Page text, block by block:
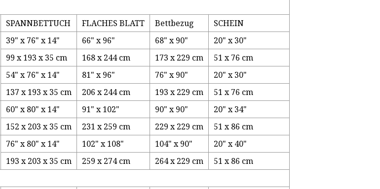
SPANNBETTUCH FLACHES BLATT Bettbezug SCHEIN
39" x 76" x 14" 66" x 96" 68" x 90"
20" x 30"
99 x 193 x 35 cm
168 x 244 cm 173 x 229 cm 51 x 76 cm
54" x 76" x 14" 81" x 96" 76" x 90"
20" x 30"
137 x 193 x 35 cm
206 x 244 cm 193 x 229 cm 51 x 76 cm
60" x 80" x 14" 91" x 102" 90" x 90"
20" x 34"
152 x 203 x 35 cm
231 x 259 cm 229 x 229 cm 51 x 86 cm
76" x 80" x 14" 102" x 108" 104" x 90"
20" x 40"
193 x 203 x 35 cm
259 x 274 cm 264 x 229 cm
51 x 86 cm